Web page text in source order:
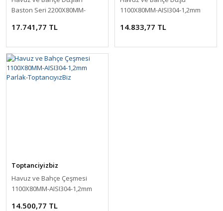
Baston Seri 2200X80MM-
ToptancıyızBiz
17.741,77 TL
1100X80MM-AISI304-1,2mm
14.833,77 TL
Toptanciyizbiz
Havuz ve Bahçe Çeşmesi
1100X80MM-AISI304-1,2mm
14.500,77 TL